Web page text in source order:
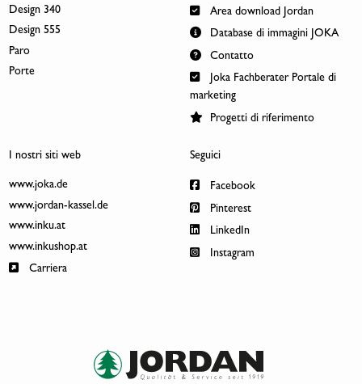
Design 340
Design 555
Paro
Porte
Area download Jordan
Database di immagini JOKA
Contatto
Joka Fachberater Portale di
marketing
Progetti di riferimento
I nostri siti web
www.joka.de
www.jordan-kassel.de
www.inku.at
www.inkushop.at
Carriera
Seguici
Facebook
Pinterest
LinkedIn
Instagram